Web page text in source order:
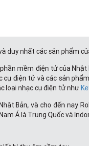
duy nhất các sản phẩm
mềm điện tử của
điện tử và các sản
loại nhạc cụ điện tử như
Bản, và cho đến nay
Á là Trung Quốc và